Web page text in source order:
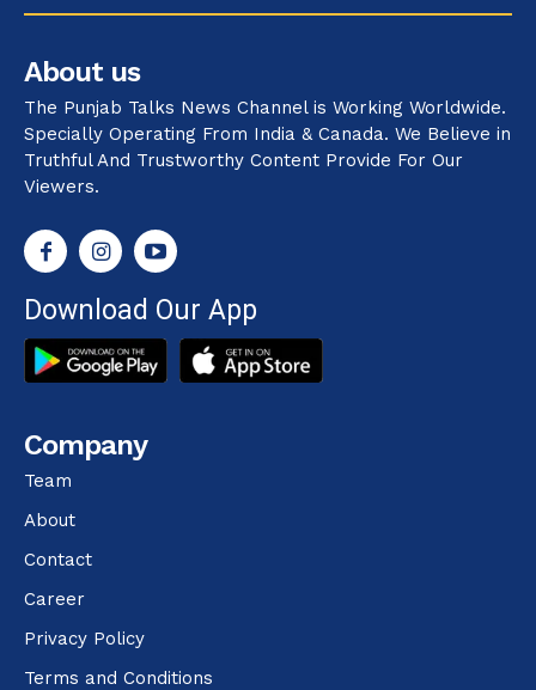
About us
The Punjab Talks News Channel is Working Worldwide.
Specially Operating From India & Canada. We Believe in
Truthful And Trustworthy Content Provide For Our
Viewers.
Download Our App
Company
Team
About
Contact
Career
Privacy Policy
Terms and Conditions